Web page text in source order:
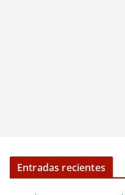
Entradas recientes